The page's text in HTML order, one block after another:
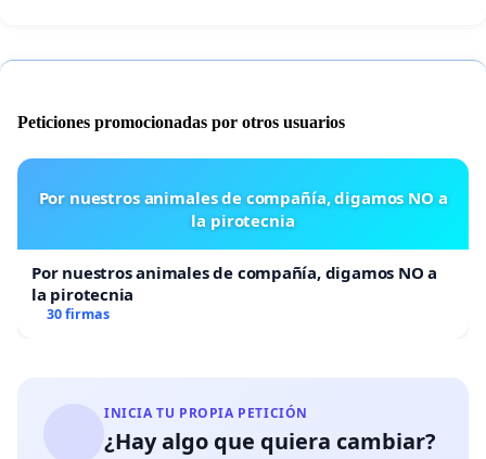
Peticiones promocionadas por otros usuarios
Por nuestros animales de compañía, digamos NO a
la pirotecnia
Por nuestros animales de compañía, digamos NO a
la pirotecnia
30 firmas
INICIA TU PROPIA PETICIÓN
¿Hay algo que quiera cambiar?